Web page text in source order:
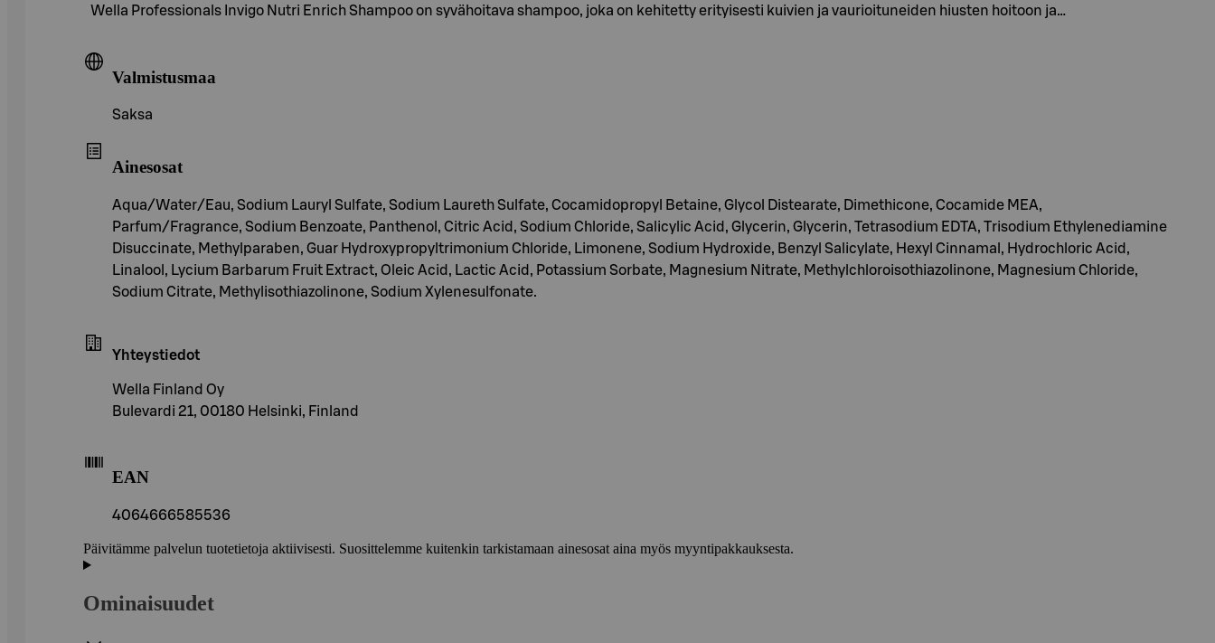
Wella Professionals Invigo Nutri Enrich Shampoo on syvähoitava shampoo, joka on kehitetty erityisesti kuivien ja vaurioituneiden hiusten hoitoon ja…
Valmistusmaa
Saksa
Ainesosat
Aqua/Water/Eau, Sodium Lauryl Sulfate, Sodium Laureth Sulfate, Cocamidopropyl Betaine, Glycol Distearate, Dimethicone, Cocamide MEA,
Parfum/Fragrance, Sodium Benzoate, Panthenol, Citric Acid, Sodium Chloride, Salicylic Acid, Glycerin, Glycerin, Tetrasodium EDTA, Trisodium Ethylenediamine
Disuccinate, Methylparaben, Guar Hydroxypropyltrimonium Chloride, Limonene, Sodium Hydroxide, Benzyl Salicylate, Hexyl Cinnamal, Hydrochloric Acid,
Linalool, Lycium Barbarum Fruit Extract, Oleic Acid, Lactic Acid, Potassium Sorbate, Magnesium Nitrate, Methylchloroisothiazolinone, Magnesium Chloride,
Sodium Citrate, Methylisothiazolinone, Sodium Xylenesulfonate.
Yhteystiedot
Wella Finland Oy
Bulevardi 21, 00180 Helsinki, Finland
EAN
4064666585536
Päivitämme palvelun tuotetietoja aktiivisesti. Suosittelemme kuitenkin tarkistamaan ainesosat aina myös myyntipakkauksesta.
Ominaisuudet